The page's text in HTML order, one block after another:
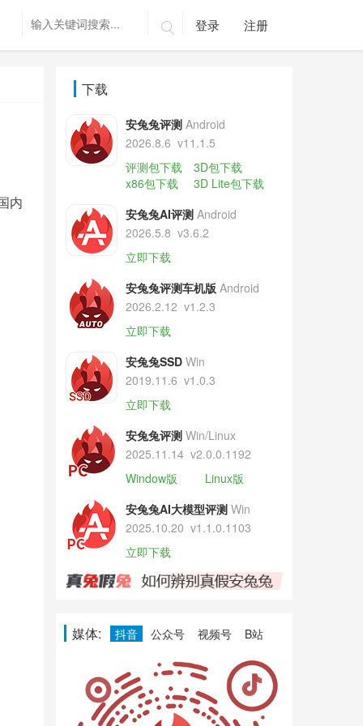
 登录 注册
内
下载
安兔兔评测 Android
2026.8.6 v11.1.5
评测包下载
3D包下载
x86包下载
3D Lite包下载
安兔兔AI评测 Android
2026.5.8 v3.6.2
立即下载
安兔兔评测车机版 Android
2026.2.12 v1.2.3
立即下载
安兔兔SSD Win
2019.11.6 v1.0.3
立即下载
安兔兔评测 Win/Linux
2025.11.14 v2.0.0.1192
Window版
Linux版
安兔兔AI大模型评测 Win
2025.10.20 v1.1.0.1103
立即下载
媒体: 抖音 公众号 视频号 B站